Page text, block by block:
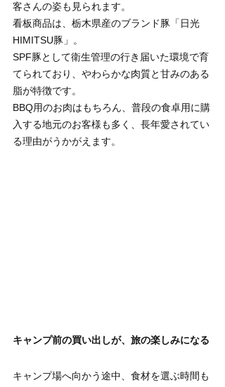
客さんの姿も見られます。
看板商品は、栃木県産のブランド豚「日光
HIMITSU豚」。
SPF豚として衛生管理の行き届いた環境で育
てられており、やわらかな肉質と甘みのある
脂が特徴です。
BBQ用のお肉はもちろん、普段の食卓用に購
入する地元のお客様も多く、長年愛されてい
る理由がうかがえます。
キャンプ前の買い出しが、旅の楽しみになる
キャンプ場へ向かう途中、食材を選ぶ時間も